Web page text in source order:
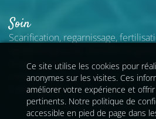
Soin
Scarification, regarnissage,
résistant et lui redonner son éclat.
intervention une à deux fois par an
Fossés (94100).
Ce site utilise les cookies pour
anonymes sur les visites. Ces
améliorer votre expérience et
pertinents. Notre politique de
accessible en pied de page dans